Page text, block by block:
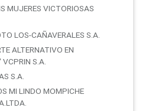
MUJERES VICTORIOSAS
LOS-CAÑAVERALES S.A.
ALTERNATIVO EN
S.A.
S.A.
MI LINDO MOMPICHE